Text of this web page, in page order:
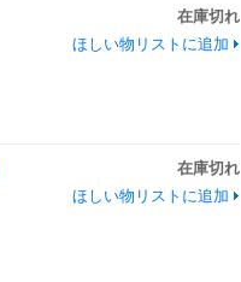
在庫切れ
ほしい物リストに追加
在庫切れ
ほしい物リストに追加